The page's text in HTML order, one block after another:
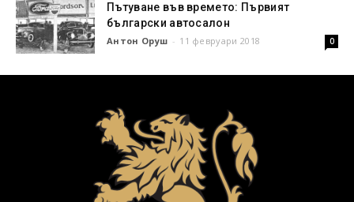
Пътуване във времето: Първият
български автосалон
Антон Оруш - 11 февруари 2018 0